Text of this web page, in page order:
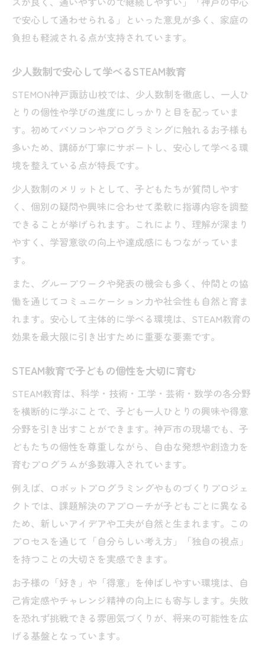
で安心して通わせられる」といった意見が多く、家庭の
負担も軽減される点が支持されています。
少人数制で安心して学べるSTEAM教育
STEMON神戸諏訪山校では、少人数制を徹底し、一人ひ
とりの個性や学びの進度にしっかりと目を配っていま
す。初めてパソコンやプログラミングに触れるお子様も
多いため、講師が丁寧にサポートし、安心して学べる環
境を整えている点が特長です。
少人数制のメリットとして、子どもたちが質問しやす
く、個別の疑問や興味に合わせて柔軟に指導内容を調整
できることが挙げられます。これにより、理解が深まり
やすく、学習意欲の向上や達成感にもつながっていま
す。
また、グループワークや発表の機会も多く、仲間との協
働を通じてコミュニケーション力や社会性も自然と育ま
れます。安心して主体的に学べる環境は、STEAM教育の
効果を最大限に引き出すために重要な要素です。
STEAM教育で子どもの個性を大切に育む
STEAM教育は、科学・技術・工学・芸術・数学の各分野
を横断的に学ぶことで、子ども一人ひとりの興味や得意
分野を引き出すことができます。神戸市の現場でも、子
どもたちの個性を尊重しながら、自由な発想や創造力を
育むプログラムが多数導入されています。
例えば、ロボットプログラミングやものづくりプロジェ
クトでは、課題解決のアプローチが子どもごとに異なる
ため、新しいアイデアや工夫が自然と生まれます。この
プロセスを通じて「自分らしい考え方」「独自の視点」
を持つことの大切さを実感できます。
お子様の「好き」や「得意」を伸ばしやすい環境は、自
己肯定感やチャレンジ精神の向上にも寄与します。失敗
を恐れず挑戦できる雰囲気づくりが、将来の可能性を広
げる基盤となっています。